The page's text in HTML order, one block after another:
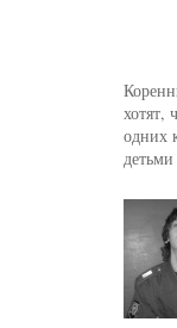
хотят,
одних